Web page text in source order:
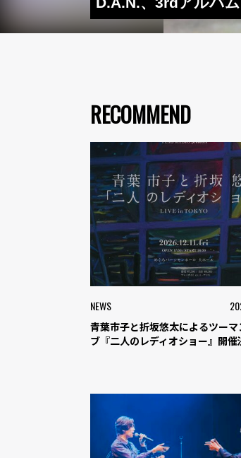
RECOMMEND
NEWS
青葉市子と折坂悠太によるツーマ
ブ『二人のレディオショー』開催